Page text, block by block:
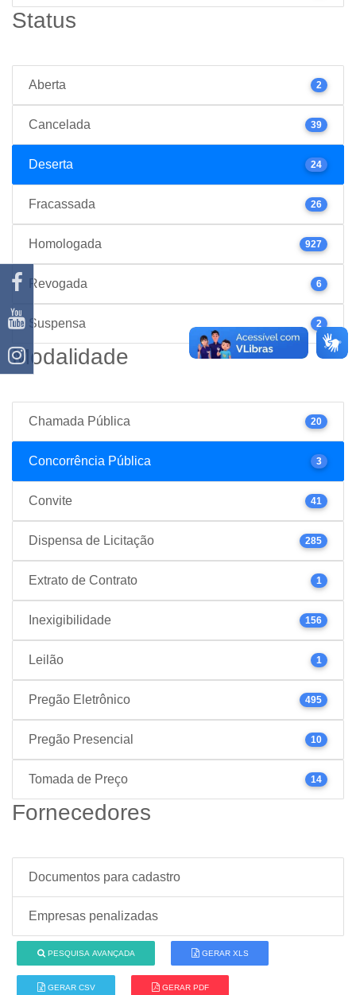
Status
Aberta 2
Cancelada 39
Deserta 24
Fracassada 26
Homologada 927
Revogada 6
Suspensa 2
Modalidade
Chamada Pública 20
Concorrência Pública 3
Convite 41
Dispensa de Licitação 285
Extrato de Contrato 1
Inexigibilidade 156
Leilão 1
Pregão Eletrônico 495
Pregão Presencial 10
Tomada de Preço 14
Fornecedores
Documentos para cadastro
Empresas penalizadas
PESQUISA AVANÇADA GERAR XLS
GERAR CSV GERAR PDF